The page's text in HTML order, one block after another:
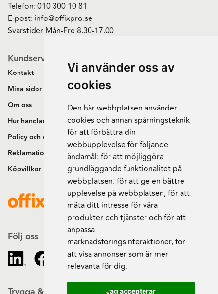
Vi använder oss av
cookies
Den här webbplatsen använder
cookies och annan spårningsteknik
för att förbättra din
webbupplevelse för följande
ändamål: för att möjliggöra
grundläggande funktionalitet på
webbplatsen,för att ge en bättre
upplevelse på webbplatsen,för att
mäta ditt intresse för våra
produkter och tjänster och för att
anpassa
marknadsföringsinteraktioner,för
att visa annonser som är mer
relevanta för dig.
Jag accepterar
Telefon: 010 300 10 81
E-post: info@offixpro.se
Svarstider Mån-Fre 8.30-17.00
Kundservice
Kontakt
Mina sidor
Om oss
Hur handlar jag?
Policy och cookies
Reklamation och retur
Köpvillkor
Följ oss